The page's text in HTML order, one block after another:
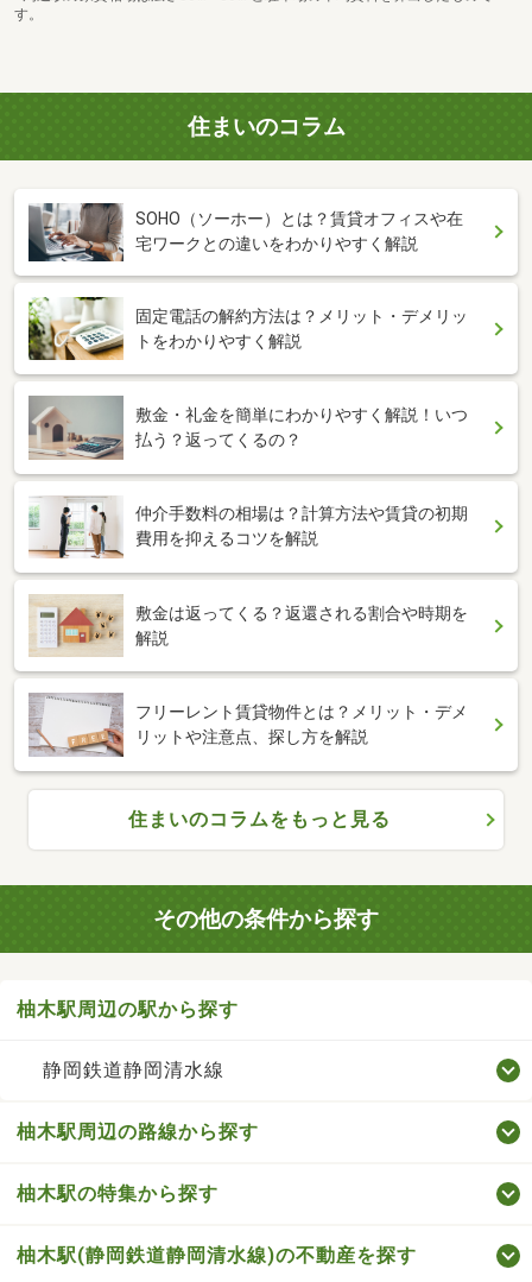
す。
住まいのコラム
SOHO（ソーホー）とは？賃貸オフィスや在
宅ワークとの違いをわかりやすく解説
固定電話の解約方法は？メリット・デメリッ
トをわかりやすく解説
敷金・礼金を簡単にわかりやすく解説！いつ
払う？返ってくるの？
仲介手数料の相場は？計算方法や賃貸の初期
費用を抑えるコツを解説
敷金は返ってくる？返還される割合や時期を
解説
フリーレント賃貸物件とは？メリット・デメ
リットや注意点、探し方を解説
住まいのコラムをもっと見る
その他の条件から探す
柚木駅周辺の駅から探す
静岡鉄道静岡清水線
柚木駅周辺の路線から探す
柚木駅の特集から探す
柚木駅(静岡鉄道静岡清水線)の不動産を探す